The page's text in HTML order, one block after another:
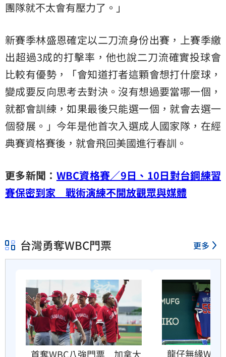
團隊就不太會有壓力了。」
新賽季林盛恩確定以二刀流身份出賽，上賽季繳
出超過3成的打擊率，他也說二刀流確實投球會
比較有優勢，「會知道打者這顆會想打什麼球，
變成要反向思考去對決。沒有想過要當哪一個，
就都會訓練，如果最後只能選一個，就會去選一
個發展。」今年是他首次入選成人國家隊，在經
典賽資格賽後，就會飛回美國進行春訓。
更多新聞： WBC資格賽／9日、10日對台鋼練習
賽保密到家 戰術演練不開放觀眾與媒體
台灣勇奪WBC門票 更多
首奪WBC八強門票　加拿大 龍仔無緣